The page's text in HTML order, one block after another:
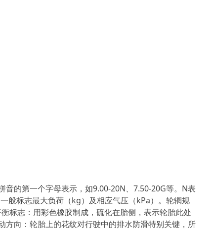
的第一个字母表示，如9.00-20N、7.50-20G等。N表
般标志最大负荷（kg）及相应气压（kPa）。轮辋规
标志：用彩色橡胶制成，硫化在胎侧，表示轮胎此处
向：轮胎上的花纹对行驶中的排水防滑特别关键，所